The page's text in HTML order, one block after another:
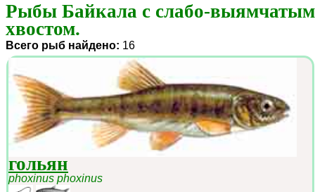
Рыбы Байкала с слабо-выямчатым
хвостом.
Всего рыб найдено: 16
гольян
phoxinus phoxinus